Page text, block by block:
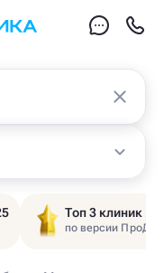
Топ 3 клиник
по версии